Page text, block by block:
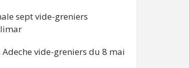
sept vide-greniers
Adeche vide-greniers du 8 mai